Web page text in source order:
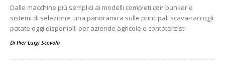
Dalle macchine più semplici ai modelli completi con bunker e
sistemi di selezione, una panoramica sulle principali scava-raccogli
patate oggi disponibili per aziende agricole e contoterzisti
Di Pier Luigi Scevola